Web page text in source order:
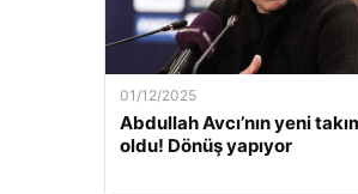
01/12/2025
Abdullah Avcı’nın yeni
oldu! Dönüş yapıyor